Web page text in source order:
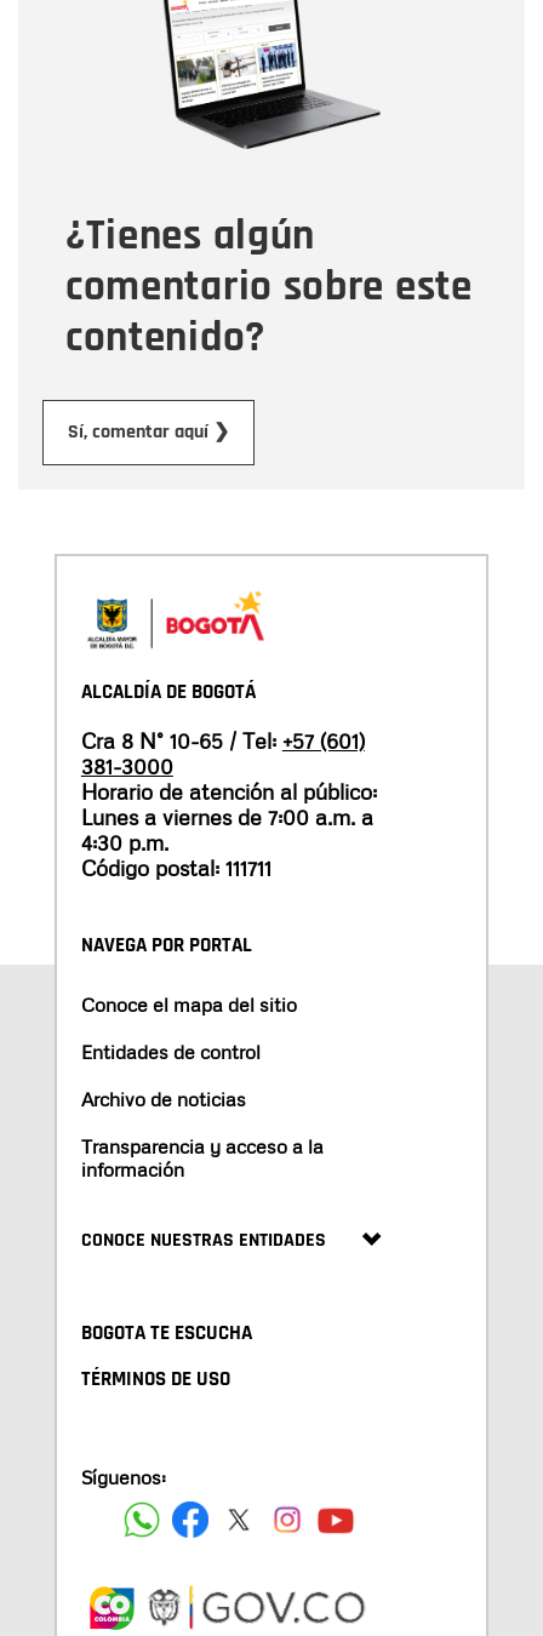
¿Tienes algún
comentario sobre este
contenido?
Sí, comentar aquí ❯
Correo electrónico
Tipo de comentario
Mensaje
ALCALDÍA DE BOGOTÁ
Cra 8 N° 10-65 / Tel: +57 (601)
381-3000
Horario de atención al público:
Lunes a viernes de 7:00 a.m. a
4:30 p.m.
Código postal: 111711
NAVEGA POR PORTAL
Conoce el mapa del sitio
Entidades de control
Archivo de noticias
Transparencia y acceso a la
información
CONOCE NUESTRAS ENTIDADES
BOGOTA TE ESCUCHA
TÉRMINOS DE USO
Síguenos: